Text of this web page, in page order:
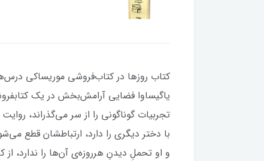
کتاب روزها در کتاب‌فروشی موریساکی
یاگیساوا فضایی آرامش‌بخش در یک
تجربیات گوناگونی را از سر می‌گذراند،
با دختر دیگری را دارد، ارتباطشان قطع
و او تحملِ دیدنِ هرروزه‌ی آن‌ها را ندارد،